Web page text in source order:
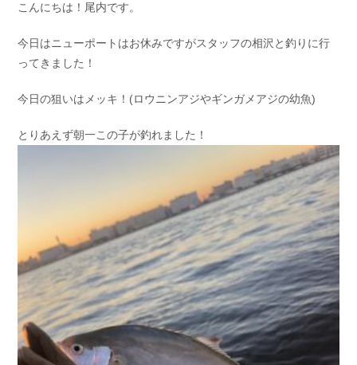
Shop Info. Blog
お問い合わせ
Recruit
こんにちは！尾内です。
今日はニューポートはお休みですがスタッフの相沢と釣りに行
ってきました！
今日の狙いはメッキ！(ロウニンアジやギンガメアジの幼魚)
とりあえず朝一この子が釣れました！